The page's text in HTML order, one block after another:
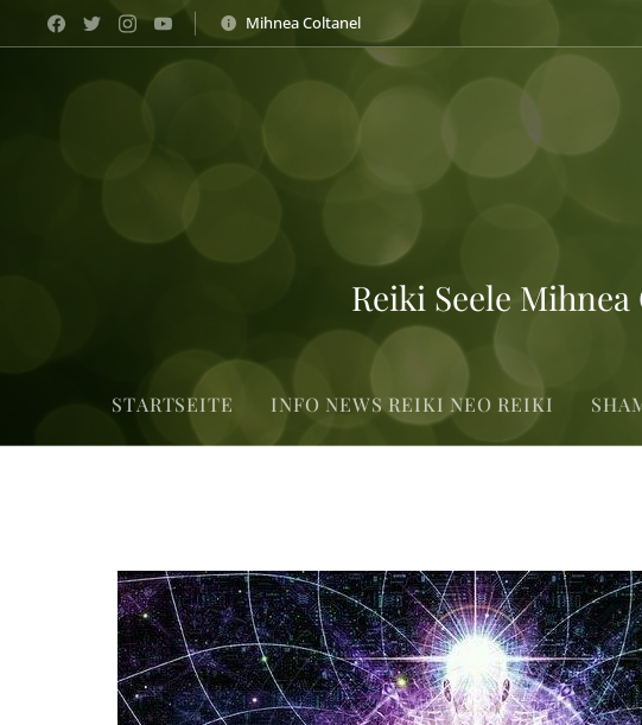
Mihnea Coltanel
Reiki Seele
STARTSEITE INFO NEWS REIKI NEO REIKI